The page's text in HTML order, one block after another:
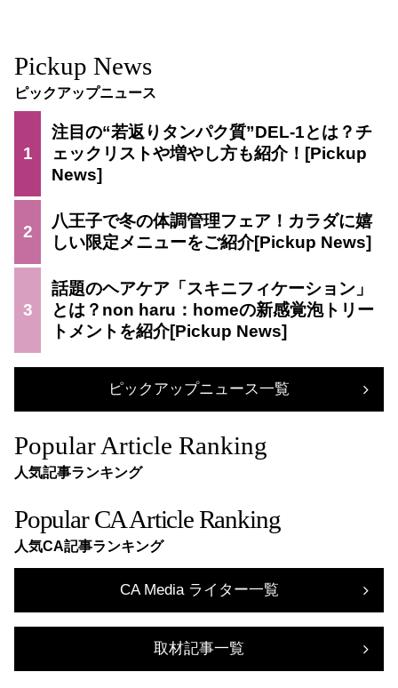
Pickup News
ピックアップニュース
1
注目の“若返りタンパク質”DEL-1とは？チ
ェックリストや増やし方も紹介！
2
八王子で冬の体調管理フェア！カラダに嬉
しい限定メニューをご紹介
3
話題のヘアケア「スキニフィケーション」
とは？non haru：homeの新感覚泡トリー
トメントを紹介
ピックアップニュース一覧
Popular Article Ranking
人気記事ランキング
Popular CA Article Ranking
人気CA記事ランキング
CA Media ライター一覧
取材記事一覧